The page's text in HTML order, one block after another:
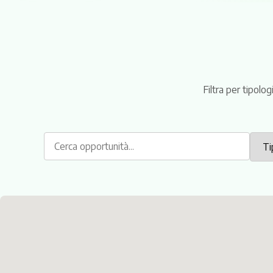
Sono un Comune
patrimonio comunale ed entra in
Filtra per